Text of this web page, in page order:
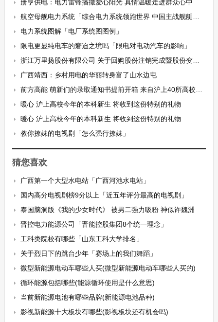
册亨供电：电力雷锋播撒爱心阳光 真情温暖走进群众心中
航空母舰电力系统「综合电力系统领跑世界 中国主战舰艇全面应用 美日英都想学习」
电力系统图解「电厂系统图图例」
限电更显纯电车的窘迫之境吗「限电对电动汽车的影响」
浙江万里扬股份有限公司 关于回购股份注销完成暨股份变动的公告
广西靖西：乡村用电的华丽转身富了山水边屯
前方高能 萌新们的录取通知书提前开箱 来自沪上40所高校 有你理想中的吗
暖心 沪上高校今年的本科新生 将收到这份特别的礼物
暖心 沪上高校今年的本科新生 将收到这份特别的礼物
教你撩妹的电视剧「怎么强行撩妹」
猜您喜欢
广西第一个大型水电站「广西河池水电站」
国内高分电视剧榜9分以上「近五年评分最高的电视剧」
泰国脑洞版《我的少女时代》 被男二强力吸粉 神似许魏洲
晋控电力能源公司「晋能控股集团8个统一理念」
工科类院校有哪些「山东工科大学排名」
关于烈日下的跳台少年「赛场上的我们舞蹈」
微型新能源电动车哪些人买(微型新能源电动车哪些人买的)
循环能源包括哪些(能源循环使用是什么意思)
当前新能源电池有哪些品牌(新能源电池品种)
影视新能源十大板块有哪些(影视板块还有机会吗)